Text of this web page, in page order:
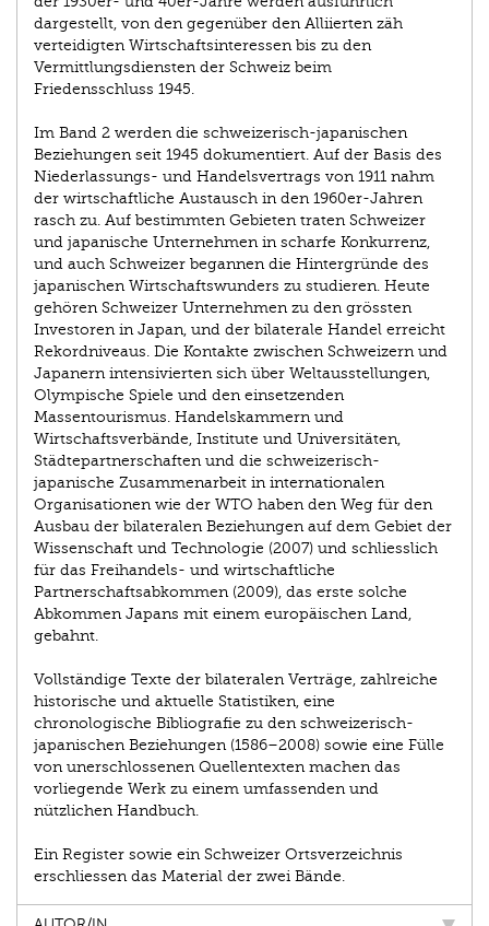
dargestellt, von den gegenüber den Alliierten zäh
verteidigten Wirtschaftsinteressen bis zu den
Vermittlungsdiensten der Schweiz beim
Friedensschluss 1945.
Im Band 2 werden die schweizerisch-japanischen
Beziehungen seit 1945 dokumentiert. Auf der Basis des
Niederlassungs- und Handelsvertrags von 1911 nahm
der wirtschaftliche Austausch in den 1960er-Jahren
rasch zu. Auf bestimmten Gebieten traten Schweizer
und japanische Unternehmen in scharfe Konkurrenz,
und auch Schweizer begannen die Hintergründe des
japanischen Wirtschaftswunders zu studieren. Heute
gehören Schweizer Unternehmen zu den grössten
Investoren in Japan, und der bilaterale Handel erreicht
Rekordniveaus. Die Kontakte zwischen Schweizern und
Japanern intensivierten sich über Weltausstellungen,
Olympische Spiele und den einsetzenden
Massentourismus. Handelskammern und
Wirtschaftsverbände, Institute und Universitäten,
Städtepartnerschaften und die schweizerisch-
japanische Zusammenarbeit in internationalen
Organisationen wie der WTO haben den Weg für den
Ausbau der bilateralen Beziehungen auf dem Gebiet der
Wissenschaft und Technologie (2007) und schliesslich
für das Freihandels- und wirtschaftliche
Partnerschaftsabkommen (2009), das erste solche
Abkommen Japans mit einem europäischen Land,
gebahnt.
Vollständige Texte der bilateralen Verträge, zahlreiche
historische und aktuelle Statistiken, eine
chronologische Bibliografie zu den schweizerisch-
japanischen Beziehungen (1586–2008) sowie eine Fülle
von unerschlossenen Quellentexten machen das
vorliegende Werk zu einem umfassenden und
nützlichen Handbuch.
Ein Register sowie ein Schweizer Ortsverzeichnis
erschliessen das Material der zwei Bände.